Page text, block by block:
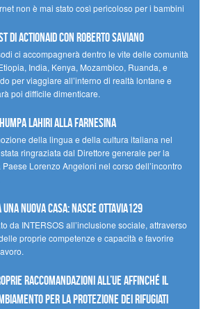
non è mai stato così pericoloso per i bambini
di ACTIONAID con Roberto Saviano
ci accompagnerà dentro le vite delle comunità
India, Kenya, Mozambico, Ruanda, e
per viaggiare all’interno di realtà lontane e
poi difficile dimenticare.
Lahiri alla Farnesina
della lingua e della cultura italiana nel
ringraziata dal Direttore generale per la
Lorenzo Angeloni nel corso dell’incontro
una nuova casa: nasce Ottavia129
da INTERSOS all’inclusione sociale, attraverso
proprie competenze e capacità e favorire
raccomandazioni all’UE affinché il
per la protezione dei rifugiati